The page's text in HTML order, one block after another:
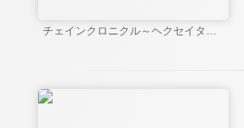
チェインクロニクル～ヘクセイタスの閃～